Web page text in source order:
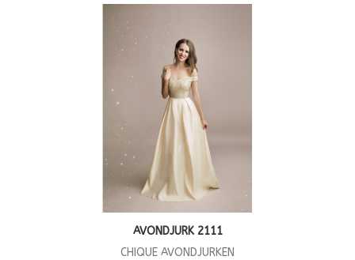
AVONDJURK 2111
CHIQUE AVONDJURKEN